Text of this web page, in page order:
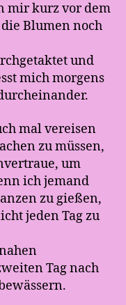
mir kurz vor dem
Blumen noch
und
mich morgens
mal vereisen
zu müssen,
um
ich jemand
zu gießen,
jeden Tag zu
Tag nach